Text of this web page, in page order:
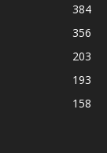
384
356
203
193
158